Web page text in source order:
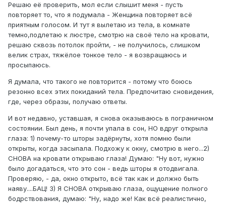
Решаю её проверить, мол если слышит меня - пусть
повторяет то, что я подумала - Женщина повторяет всё
приятным голосом. И тут я вылетаю из тела, в комнате
темно,подлетаю к люстре, смотрю на своё тело на кровати,
решаю сквозь потолок пройти, - не получилось, слишком
велик страх, тяжёлое тонкое тело - я возвращаюсь и
просыпаюсь.
Я думала, что такого не повторится - потому что боюсь
резонно всех этих покиданий тела. Предпочитаю сновидения,
где, через образы, получаю ответы.
И вот недавно, уставшая, я снова оказываюсь в пограничном
состоянии. Был день, я почти упала в сон, НО вдруг открыла
глаза: 1) почему-то шторы задёрнуты, хотя помню были
открыты, когда засыпала. Подхожу к окну, смотрю в него...2)
СНОВА на кровати открываю глаза! Думаю: "Ну вот, нужно
было догадаться, что это сон - ведь шторы я отодвигала.
Проверяю, - да, окно открыто, всё так как и должно быть
наяву....БАЦ! 3) Я СНОВА открываю глаза, ощущение полного
бодрствования, думаю: "Ну, надо же! Как всё реалистично,